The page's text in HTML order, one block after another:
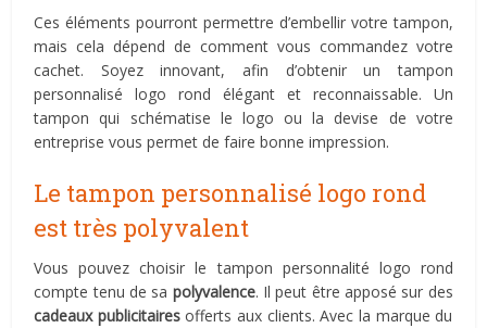
Ces éléments pourront permettre d’embellir votre tampon,
mais cela dépend de comment vous commandez votre
cachet. Soyez innovant, afin d’obtenir un tampon
personnalisé logo rond élégant et reconnaissable. Un
tampon qui schématise le logo ou la devise de votre
entreprise vous permet de faire bonne impression.
Le tampon personnalisé logo rond
est très polyvalent
Vous pouvez choisir le tampon personnalité logo rond
compte tenu de sa polyvalence. Il peut être apposé sur des
cadeaux publicitairesofferts aux clients. Avec la marque du